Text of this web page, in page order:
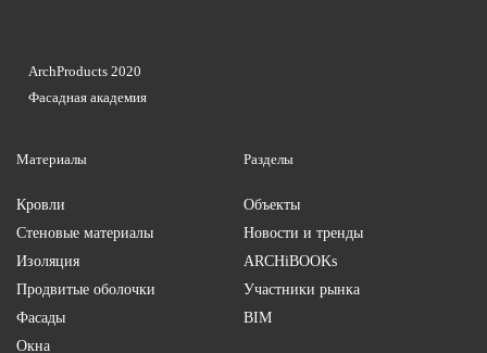
Материалы
Кровли
Стеновые материалы
Изоляция
Продвитые оболочки
Фасады
Окна
Разделы
Объекты
Новости и тренды
ARCHiBOOKs
Участники рынка
BIM
ArchProducts 2020
Фасадная академия